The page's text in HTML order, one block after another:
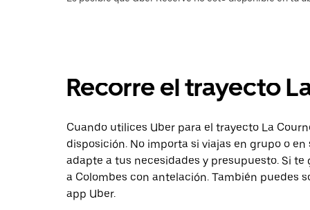
Recorre el trayecto
Cuando utilices Uber para el trayecto La
disposición. No importa si viajas en grupo o
adapte a tus necesidades y presupuesto. Si
a Colombes con antelación. También puedes
app Uber.